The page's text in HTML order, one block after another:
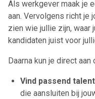
Als werkgever maak je
aan. Vervolgens richt je
zien wie jullie zijn, waar
kandidaten juist voor
Daarna kun je direct aan
Vind passend
die aansluiten bij